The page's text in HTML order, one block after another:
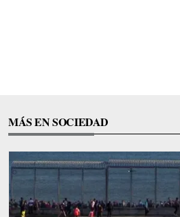
MÁS EN SOCIEDAD